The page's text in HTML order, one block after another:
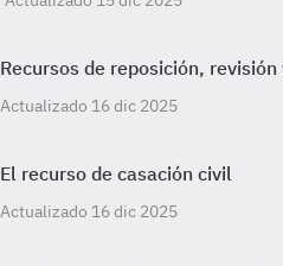
Recursos de reposición, revisión
Actualizado 16 dic 2025
El recurso de casación civil
Actualizado 16 dic 2025